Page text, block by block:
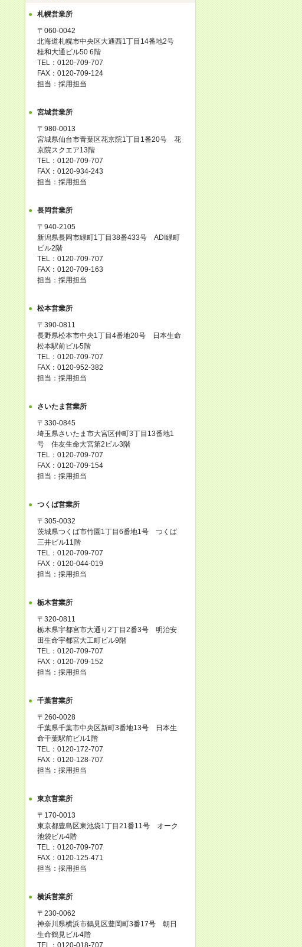
札幌営業所
〒060-0042
北海道札幌市中央区大通西1丁目14番地2号
桂和大通ビル50 6階
TEL：0120-709-707
FAX：0120-709-124
担当：採用担当
宮城営業所
〒980-0013
宮城県仙台市青葉区花京院1丁目1番20号 花
京院スクエア13階
TEL：0120-709-707
FAX：0120-934-243
担当：採用担当
長岡営業所
〒940-2105
新潟県長岡市緑町1丁目38番433号 ADI緑町
ビル2階
TEL：0120-709-707
FAX：0120-709-163
担当：採用担当
松本営業所
〒390-0811
長野県松本市中央1丁目4番地20号 日本生命
松本駅前ビル5階
TEL：0120-709-707
FAX：0120-952-382
担当：採用担当
さいたま営業所
〒330-0845
埼玉県さいたま市大宮区仲町3丁目13番地1
号 住友生命大宮第2ビル3階
TEL：0120-709-707
FAX：0120-709-154
担当：採用担当
つくば営業所
〒305-0032
茨城県つくば市竹園1丁目6番地1号 つくば
三井ビル11階
TEL：0120-709-707
FAX：0120-044-019
担当：採用担当
栃木営業所
〒320-0811
栃木県宇都宮市大通り2丁目2番3号 明治安
田生命宇都宮大工町ビル9階
TEL：0120-709-707
FAX：0120-709-152
担当：採用担当
千葉営業所
〒260-0028
千葉県千葉市中央区新町3番地13号 日本生
命千葉駅前ビル1階
TEL：0120-172-707
FAX：0120-128-707
担当：採用担当
東京営業所
〒170-0013
東京都豊島区東池袋1丁目21番11号 オーク
池袋ビル4階
TEL：0120-709-707
FAX：0120-125-471
担当：採用担当
横浜営業所
〒230-0062
神奈川県横浜市鶴見区豊岡町3番17号 朝日
生命鶴見ビル4階
TEL：0120-018-707